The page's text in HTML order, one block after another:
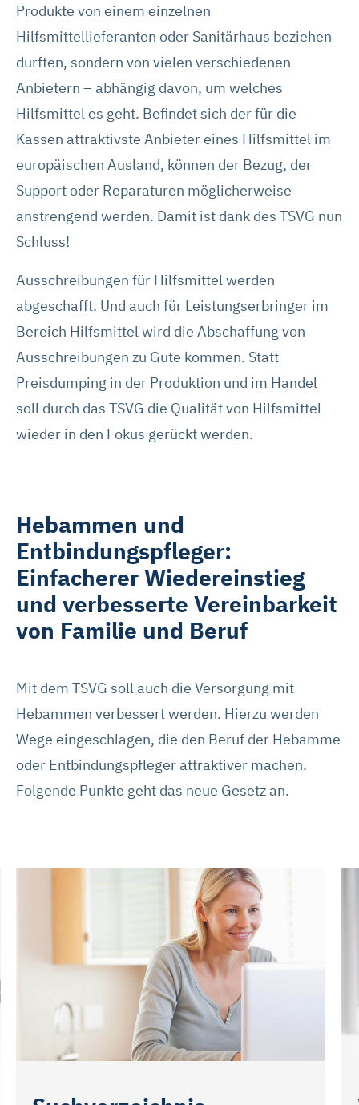
Produkte von einem einzelnen
Hilfsmittellieferanten oder Sanitärhaus beziehen
durften, sondern von vielen verschiedenen
Anbietern – abhängig davon, um welches
Hilfsmittel es geht. Befindet sich der für die
Kassen attraktivste Anbieter eines Hilfsmittel im
europäischen Ausland, können der Bezug, der
Support oder Reparaturen möglicherweise
anstrengend werden. Damit ist dank des TSVG nun
Schluss!
Ausschreibungen für Hilfsmittel werden
abgeschafft. Und auch für Leistungserbringer im
Bereich Hilfsmittel wird die Abschaffung von
Ausschreibungen zu Gute kommen. Statt
Preisdumping in der Produktion und im Handel
soll durch das TSVG die Qualität von Hilfsmittel
wieder in den Fokus gerückt werden.
Hebammen und
Entbindungspfleger:
Einfacherer Wiedereinstieg
und verbesserte Vereinbarkeit
von Familie und Beruf
Mit dem TSVG soll auch die Versorgung mit
Hebammen verbessert werden. Hierzu werden
Wege eingeschlagen, die den Beruf der Hebamme
oder Entbindungspfleger attraktiver machen.
Folgende Punkte geht das neue Gesetz an.